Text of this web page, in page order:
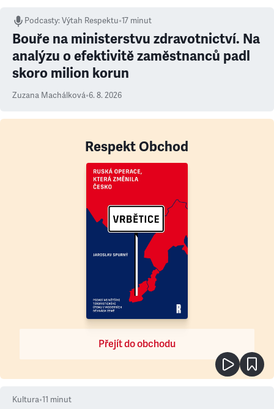
Podcasty:Výtah Respektu•17 minut
Bouře na ministerstvu zdravotnictví. Na
analýzu o efektivitě zaměstnanců padl
skoro milion korun
Zuzana Machálková•6. 8. 2026
Respekt Obchod
Přejít do obchodu
Kultura•11 minut